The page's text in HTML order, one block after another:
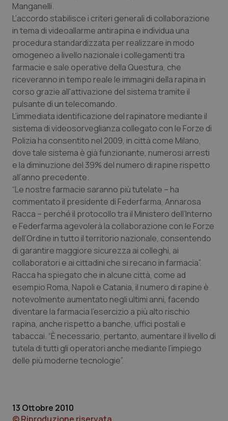
Emilia-Romagna
Friuli Venezia Giulia
Lazio
Liguria
Lombardia
Marche
Molise
Piemonte
Provincia Autonoma di Bolzano
Provincia Autonoma di Trento
Puglia
Sardegna
Sicilia
Toscana
Colesterolo & coronaropatie
Dermatite Atopica
Diabete & glucometri
Disturbi dell’umore
Dolore
Donna & Salute
Epatiti
HIV
Infezioni & Febbre
Ipertensione & Scompenso
Malattie rare
Malattia di Crohn & Rettocolite Ulcerosa
Neuroscienze & patologie neurodegenerative
Obesità
Manganelli.
L’accordo stabilisce i criteri generali di collaborazione
in tema di videoallarme antirapina e individua una
procedura standardizzata per realizzare in modo
omogeneo a livello nazionale i collegamenti tra
farmacie e sale operative della Questura, che
riceveranno in tempo reale le immagini della rapina in
corso grazie all'attivazione del sistema tramite il
pulsante di un telecomando.
L’immediata identificazione del rapinatore mediante il
sistema di videosorveglianza collegato con le Forze di
Polizia ha consentito nel 2009, in città come Milano,
dove tale sistema è già funzionante, numerosi arresti
e la diminuzione del 39% del numero di rapine rispetto
all’anno precedente.
“Le nostre farmacie saranno più tutelate – ha
commentato il presidente di Federfarma, Annarosa
Racca – perché il protocollo tra il Ministero dell’Interno
e Federfarma agevolerà la collaborazione con le Forze
dell’Ordine in tutto il territorio nazionale, consentendo
di garantire maggiore sicurezza ai colleghi, ai
collaboratori e ai cittadini che si recano in farmacia”.
Racca ha spiegato che in alcune città, come ad
esempio Roma, Napoli e Catania, il numero di rapine è
notevolmente aumentato negli ultimi anni, facendo
diventare la farmacia l’esercizio a più alto rischio
rapina, anche rispetto a banche, uffici postali e
tabaccai. “È necessario, pertanto, aumentare il livello di
tutela di tutti gli operatori anche mediante l’impiego
delle più moderne tecnologie”.
13 Ottobre 2010